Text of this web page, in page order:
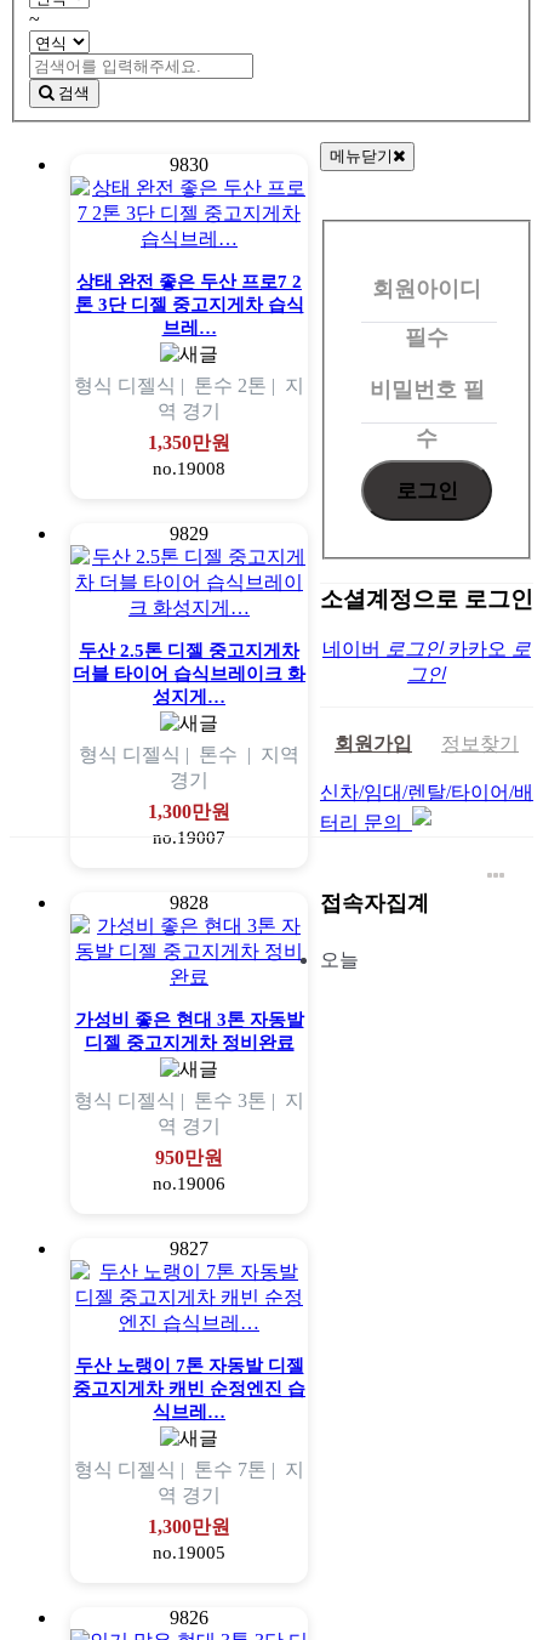
~
검색
9830
상태 완전 좋은 두산 프로7 2
톤 3단 디젤 중고지게차 습식
브레…
형식 디젤식 | 톤수 2톤 | 지
역 경기
1,350만원
no.19008
9829
두산 2.5톤 디젤 중고지게차
더블 타이어 습식브레이크 화
성지게…
형식 디젤식 | 톤수 | 지역
경기
1,300만원
no.19007
9828
가성비 좋은 현대 3톤 자동발
디젤 중고지게차 정비완료
형식 디젤식 | 톤수 3톤 | 지
역 경기
950만원
no.19006
9827
두산 노랭이 7톤 자동발 디젤
중고지게차 캐빈 순정엔진 습
식브레…
형식 디젤식 | 톤수 7톤 | 지
역 경기
1,300만원
no.19005
9826
메뉴닫기
회
회원아이디
필수
비밀번호 필
수
소셜계정으로 로그인
네이버 로그인 카카오 로
그인
회원가입 정보찾기
신차/임대/렌탈/타이어/배
터리 문의
접속자집계
오늘